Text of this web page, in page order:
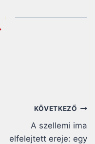
KÖVETKEZŐ
A szellemi ima
elfelejtett ereje: egy